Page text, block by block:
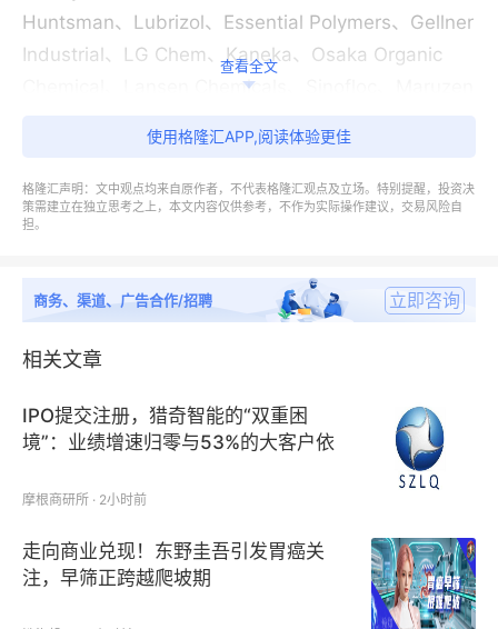
Huntsman、Lubrizol、Essential Polymers、Gellner
Industrial、LG Chem、Kaneka、Osaka Organic
Chemical、Lansen Chemicals、Sinofloc、Maruzen
按照不同产品类型，包括如下几个类别：合成聚合物、
天然聚合物
护理、医疗产品、织物处理、其他
聚胍聚合物报告主要研究范围有：
第1章：报告统计范围、产品细分、下游应用领域，以
及行业发展总体概况、有利和不利因素、进入壁垒等；
第2章：全球市场总体规模、中国地区总体规模，包括
主要地区聚胍聚合物总体规模及市场份额等；
第3章：行业竞争格局分析，包括全球市场企业聚胍聚
查看全文
使用格隆汇APP,阅读体验更佳
格隆汇声明：文中观点均来自原作者，不代表格隆汇观点及立场。特别提醒，投资决
策需建立在独立思考之上，本文内容仅供参考，不作为实际操作建议，交易风险自
担。
商务、渠道、广告合作/招聘 立即咨询
相关文章
IPO提交注册，猎奇智能的“双重困
境”：业绩增速归零与53%的大客户依
摩根商研所 · 2小时前
走向商业兑现！东野圭吾引发胃癌关
注，早筛正跨越爬坡期